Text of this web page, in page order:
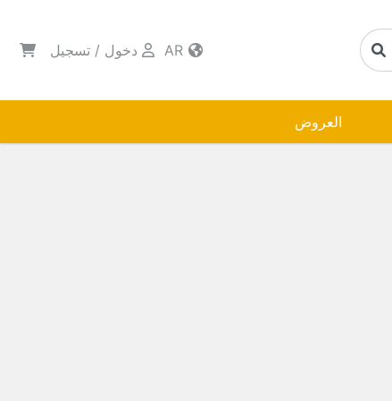
دخول / تسجيل
العروض